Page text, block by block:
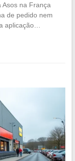
Asos na França
de pedido nem
aplicação…